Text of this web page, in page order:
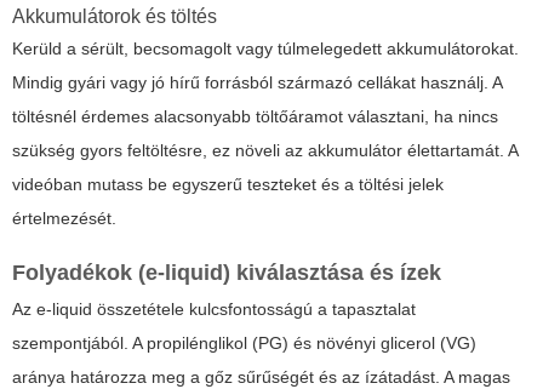
Akkumulátorok és töltés
Kerüld a sérült, becsomagolt vagy túlmelegedett akkumulátorokat.
Mindig gyári vagy jó hírű forrásból származó cellákat használj. A
töltésnél érdemes alacsonyabb töltőáramot választani, ha nincs
szükség gyors feltöltésre, ez növeli az akkumulátor élettartamát. A
videóban mutass be egyszerű teszteket és a töltési jelek
értelmezését.
Folyadékok (e-liquid) kiválasztása és ízek
Az e-liquid összetétele kulcsfontosságú a tapasztalat
szempontjából. A propilénglikol (PG) és növényi glicerol (VG)
aránya határozza meg a gőz sűrűségét és az ízátadást. A magas